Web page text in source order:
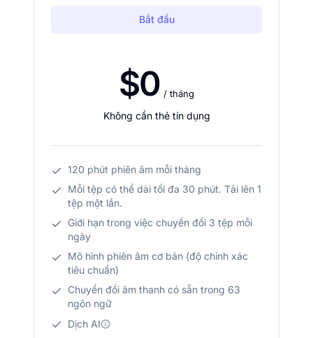
Bắt đầu
$0 / tháng
Không cần thẻ tín dụng
120 phút phiên âm mỗi tháng
Mỗi tệp có thể dài tối đa 30 phút. Tải lên 1
tệp một lần.
Giới hạn trong việc chuyển đổi 3 tệp mỗi
ngày
Mô hình phiên âm cơ bản (độ chính xác
tiêu chuẩn)
Chuyển đổi âm thanh có sẵn trong 63
ngôn ngữ
Dịch AI